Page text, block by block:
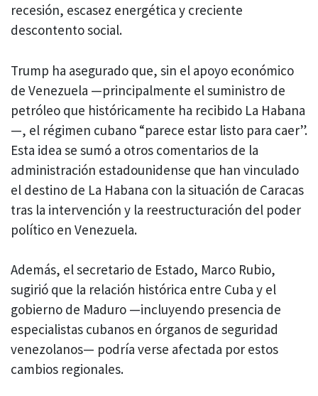
recesión, escasez energética y creciente
descontento social.
Trump ha asegurado que, sin el apoyo económico
de Venezuela —principalmente el suministro de
petróleo que históricamente ha recibido La Habana
—, el régimen cubano “parece estar listo para caer”.
Esta idea se sumó a otros comentarios de la
administración estadounidense que han vinculado
el destino de La Habana con la situación de Caracas
tras la intervención y la reestructuración del poder
político en Venezuela.
Además, el secretario de Estado, Marco Rubio,
sugirió que la relación histórica entre Cuba y el
gobierno de Maduro —incluyendo presencia de
especialistas cubanos en órganos de seguridad
venezolanos— podría verse afectada por estos
cambios regionales.